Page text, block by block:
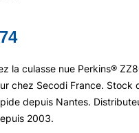
la culasse nue Perkins®
chez Secodi France. Stock
depuis Nantes.
2003.